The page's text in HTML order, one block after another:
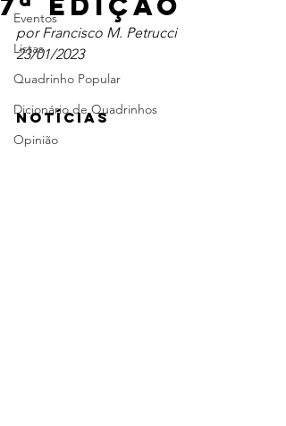
Eventos
Listas
Quadrinho Popular
Dicionário de Quadrinhos
Opinião
por Francisco M. Petrucci
23/01/2023
NOTÍCIAS